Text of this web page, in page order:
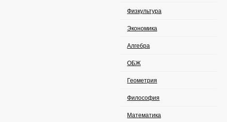
Физкультура
Экономика
Алгебра
ОБЖ
Геометрия
Философия
Математика